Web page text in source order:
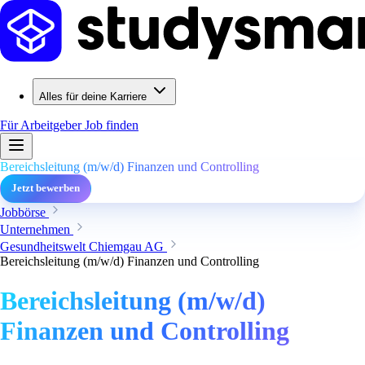
Alles für deine Karriere
Für ArbeitgeberJob finden
Bereichsleitung (m/w/d) Finanzen und Controlling
Jetzt bewerben
Jobbörse
Unternehmen
Gesundheitswelt Chiemgau AG
Bereichsleitung (m/w/d) Finanzen und Controlling
Bereichsleitung (m/w/d)
Finanzen und Controlling